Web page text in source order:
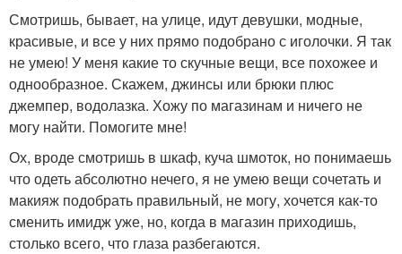
Смотришь, бывает, на улице, идут девушки, модные,
красивые, и все у них прямо подобрано с иголочки. Я так
не умею! У меня какие то скучные вещи, все похожее и
однообразное. Скажем, джинсы или брюки плюс
джемпер, водолазка. Хожу по магазинам и ничего не
могу найти. Помогите мне!
Ох, вроде смотришь в шкаф, куча шмоток, но понимаешь
что одеть абсолютно нечего, я не умею вещи сочетать и
макияж подобрать правильный, не могу, хочется как-то
сменить имидж уже, но, когда в магазин приходишь,
столько всего, что глаза разбегаются.